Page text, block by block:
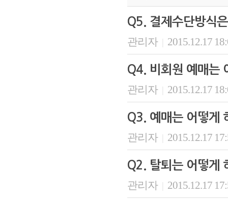
Q5. 결제수단방식
관리자 2015.12.17
Q4. 비회원 예매는
관리자 2015.12.17
Q3. 예매는 어떻게
관리자 2015.12.17
Q2. 탈퇴는 어떻게
관리자 2015.12.17